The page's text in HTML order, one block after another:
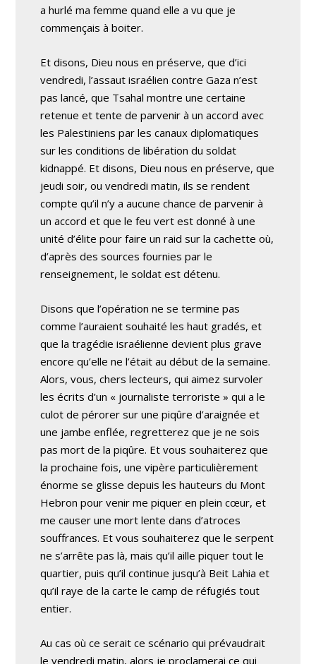
a hurlé ma femme quand elle a vu que je
commençais à boiter.
Et disons, Dieu nous en préserve, que d’ici
vendredi, l’assaut israélien contre Gaza n’est
pas lancé, que Tsahal montre une certaine
retenue et tente de parvenir à un accord avec
les Palestiniens par les canaux diplomatiques
sur les conditions de libération du soldat
kidnappé. Et disons, Dieu nous en préserve, que
jeudi soir, ou vendredi matin, ils se rendent
compte qu’il n’y a aucune chance de parvenir à
un accord et que le feu vert est donné à une
unité d’élite pour faire un raid sur la cachette où,
d’après des sources fournies par le
renseignement, le soldat est détenu.
Disons que l’opération ne se termine pas
comme l’auraient souhaité les haut gradés, et
que la tragédie israélienne devient plus grave
encore qu’elle ne l’était au début de la semaine.
Alors, vous, chers lecteurs, qui aimez survoler
les écrits d’un « journaliste terroriste » qui a le
culot de pérorer sur une piqûre d’araignée et
une jambe enflée, regretterez que je ne sois
pas mort de la piqûre. Et vous souhaiterez que
la prochaine fois, une vipère particulièrement
énorme se glisse depuis les hauteurs du Mont
Hebron pour venir me piquer en plein cœur, et
me causer une mort lente dans d’atroces
souffrances. Et vous souhaiterez que le serpent
ne s’arrête pas là, mais qu’il aille piquer tout le
quartier, puis qu’il continue jusqu’à Beit Lahia et
qu’il raye de la carte le camp de réfugiés tout
entier.
Au cas où ce serait ce scénario qui prévaudrait
le vendredi matin, alors je proclamerai ce qui